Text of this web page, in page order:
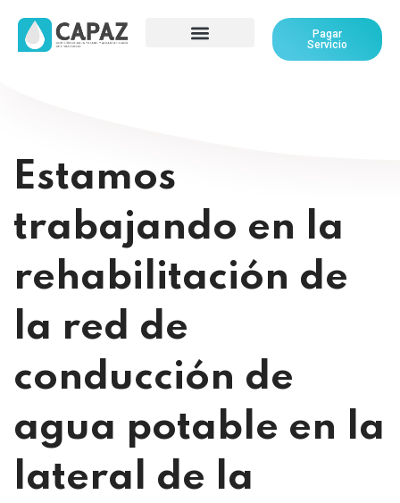
Pagar
Servicio
Estamos
trabajando en la
rehabilitación de
la red de
conducción de
agua potable en la
lateral de la